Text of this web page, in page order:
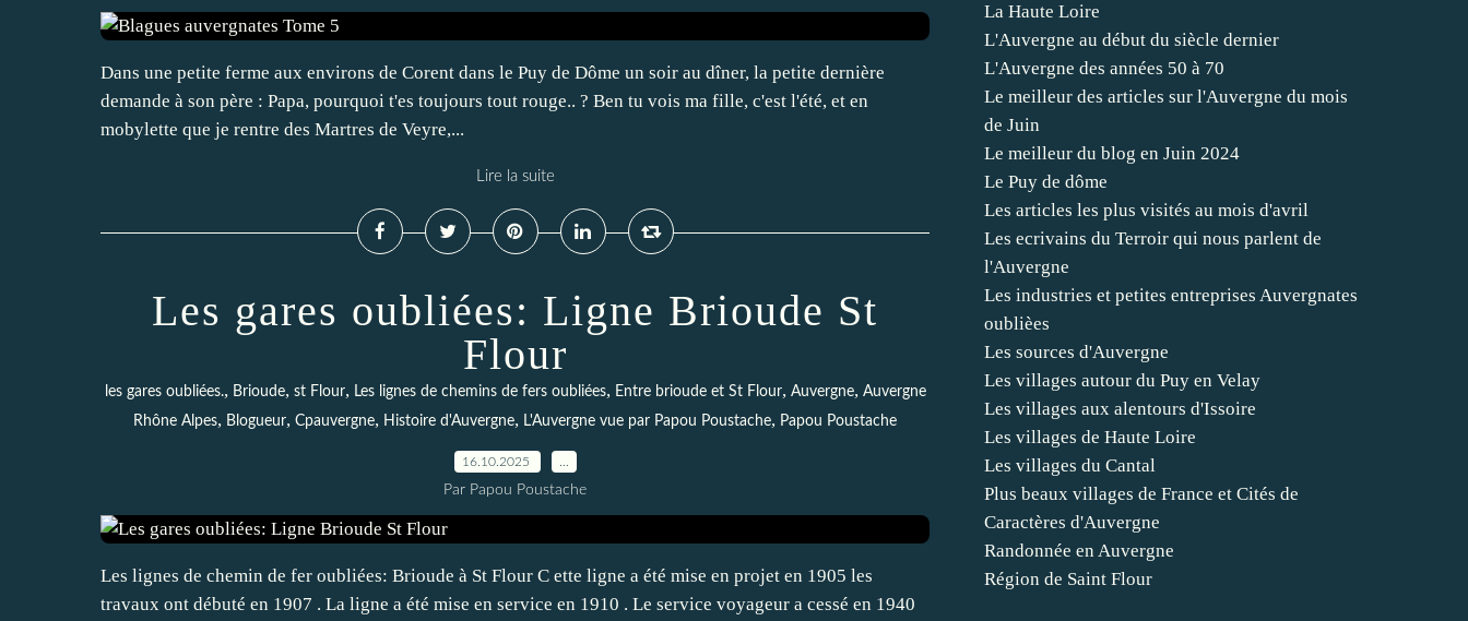
Dans une petite ferme aux environs de Corent dans le Puy de Dôme un soir au dîner, la petite dernière
demande à son père : Papa, pourquoi t'es toujours tout rouge.. ? Ben tu vois ma fille, c'est l'été, et en
mobylette que je rentre des Martres de Veyre,...
Lire la suite
Les gares oubliées: Ligne Brioude St
Flour
les gares oubliées., Brioude, st Flour, Les lignes de chemins de fers oubliées, Entre brioude et St Flour, Auvergne, Auvergne
Rhône Alpes, Blogueur, Cpauvergne, Histoire d'Auvergne, L'Auvergne vue par Papou Poustache, Papou Poustache
16.10.2025
Par Papou Poustache
Les lignes de chemin de fer oubliées: Brioude à St Flour C ette ligne a été mise en projet en 1905 les
travaux ont débuté en 1907 . La ligne a été mise en service en 1910 . Le service voyageur a cessé en 1940
La Haute Loire
L'Auvergne au début du siècle dernier
L'Auvergne des années 50 à 70
Le meilleur des articles sur l'Auvergne du mois
de Juin
Le meilleur du blog en Juin 2024
Le Puy de dôme
Les articles les plus visités au mois d'avril
Les ecrivains du Terroir qui nous parlent de
l'Auvergne
Les industries et petites entreprises Auvergnates
oublièes
Les sources d'Auvergne
Les villages autour du Puy en Velay
Les villages aux alentours d'Issoire
Les villages de Haute Loire
Les villages du Cantal
Plus beaux villages de France et Cités de
Caractères d'Auvergne
Randonnée en Auvergne
Région de Saint Flour